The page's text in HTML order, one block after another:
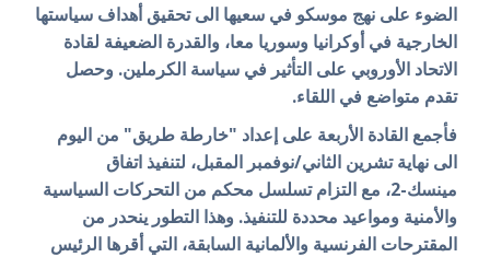
الضوء على نهج موسكو في سعيها الى تحقيق أهداف سياستها
الخارجية في أوكرانيا وسوريا معا، والقدرة الضعيفة لقادة
الاتحاد الأوروبي على التأثير في سياسة الكرملين. وحصل
تقدم متواضع في اللقاء.
فأجمع القادة الأربعة على إعداد "خارطة طريق" من اليوم
الى نهاية تشرين الثاني/نوفمبر المقبل، لتنفيذ اتفاق
مينسك-2، مع التزام تسلسل محكم من التحركات السياسية
والأمنية ومواعيد محددة للتنفيذ. وهذا التطور ينحدر من
المقترحات الفرنسية والألمانية السابقة، التي أقرها الرئيس